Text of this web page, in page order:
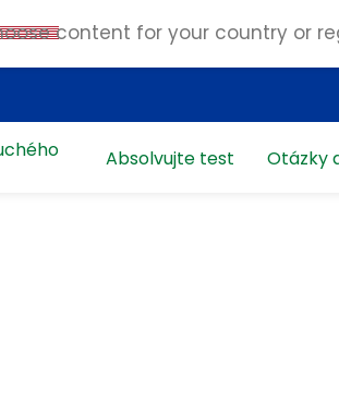
Absolvujte test Otázky
content for your country or